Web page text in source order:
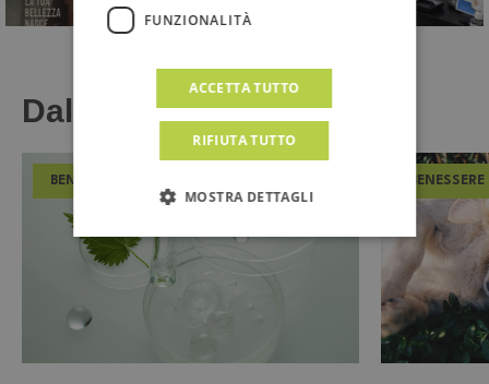
Dal Magazine
BENESSERE BENESSERE
FUNZIONALITÀ
ACCETTA TUTTO
RIFIUTA TUTTO
MOSTRA DETTAGLI